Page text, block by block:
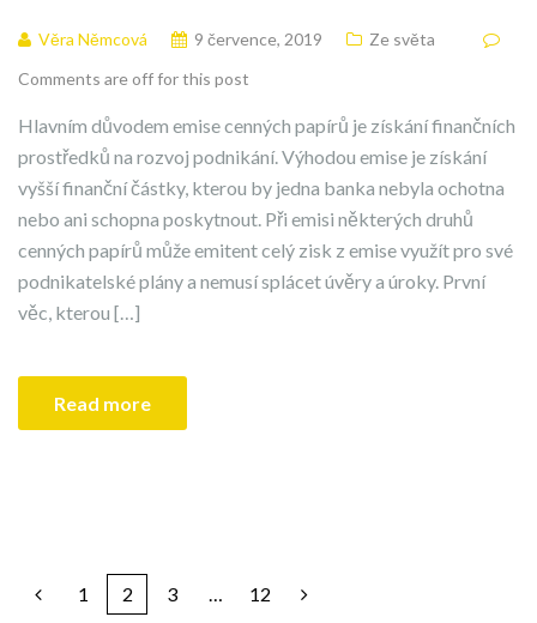
Věra Němcová 9 července, 2019
Ze světa
Comments are off for this post
Hlavním důvodem emise cenných papírů je získání finančních
prostředků na rozvoj podnikání. Výhodou emise je získání
vyšší finanční částky, kterou by jedna banka nebyla ochotna
nebo ani schopna poskytnout. Při emisi některých druhů
cenných papírů může emitent celý zisk z emise využít pro své
podnikatelské plány a nemusí splácet úvěry a úroky. První
věc, kterou […]
Read more
1 2 3 … 12